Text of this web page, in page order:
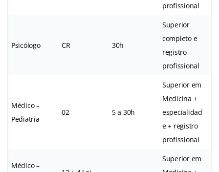
profissional
Psicólogo CR 30h
Superior
completo e
registro
profissional
Médico –
Pediatria
02 5 a 30h
Superior em
Medicina +
especialidad
e + registro
profissional
Médico –
Superior em